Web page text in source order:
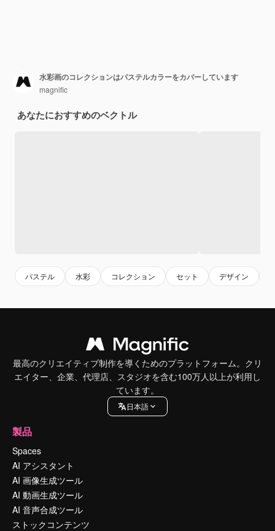
水彩画のコレクションはパステルカラーをカバーしています
magnific
あなたにおすすめのベクトル
パステル 水彩 コレクション セット デザイン
最高のクリエイティブ制作を導くためのプラットフォーム。クリ
エイター、企業、代理店、スタジオを含む100万人以上が利用し
ています。
日本語
製品
Spaces
AI アシスタント
AI 画像生成ツール
AI 動画生成ツール
AI 音声合成ツール
ストックコンテンツ